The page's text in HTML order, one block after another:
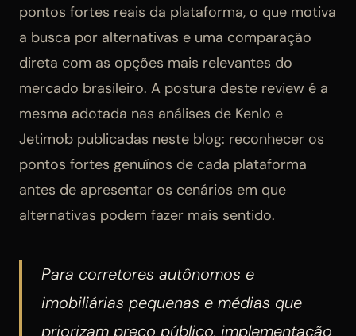
pontos fortes reais da plataforma, o que motiva
a busca por alternativas e uma comparação
direta com as opções mais relevantes do
mercado brasileiro. A postura deste review é a
mesma adotada nas análises de Kenlo e
Jetimob publicadas neste blog: reconhecer os
pontos fortes genuínos de cada plataforma
antes de apresentar os cenários em que
alternativas podem fazer mais sentido.
Para corretores autônomos e
imobiliárias pequenas e médias que
priorizam preço público, implementação